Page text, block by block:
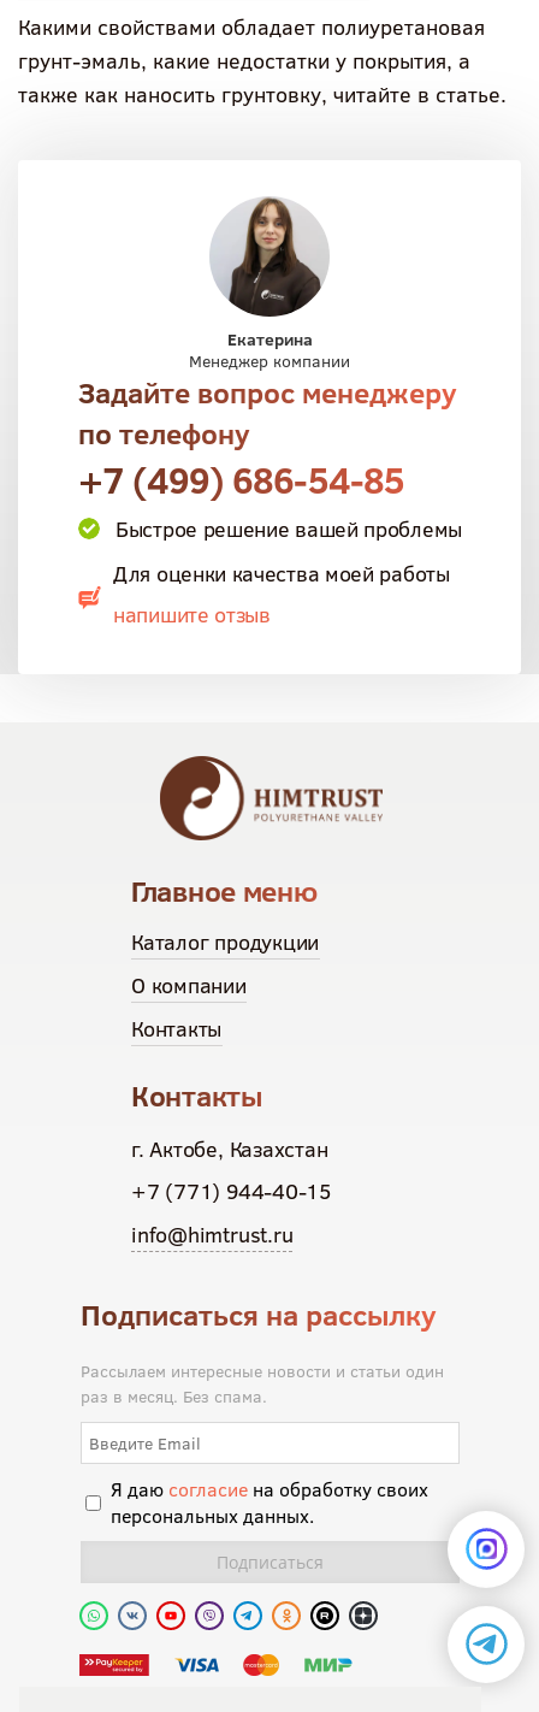
Какими свойствами обладает полиуретановая
грунт-эмаль, какие недостатки у покрытия, а
также как наносить грунтовку, читайте в статье.
Екатерина
Менеджер компании
Задайте вопрос менеджеру
по телефону
+7 (499) 686-54-85
Быстрое решение вашей проблемы
Для оценки качества моей работы
напишите отзыв
Главное меню
Каталог продукции
О компании
Контакты
Контакты
г. Актобе, Казахстан
+7 (771) 944-40-15
info@himtrust.ru
Подписаться на рассылку
Рассылаем интересные новости и статьи один
раз в месяц. Без спама.
Я даю согласиена обработку своих
персональных данных.